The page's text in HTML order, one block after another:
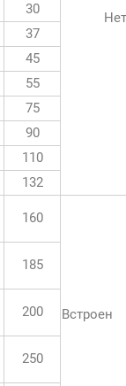
30
Нет
37
45
55
75
90
110
132
160
Встроен
185
200
250